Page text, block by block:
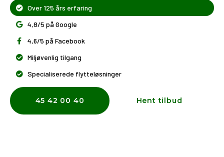
Over 125 års erfaring
4,8/5 på Google
4,6/5 på Facebook
Miljøvenlig tilgang
Specialiserede flytteløsninger
45 42 00 40 Hent tilbud